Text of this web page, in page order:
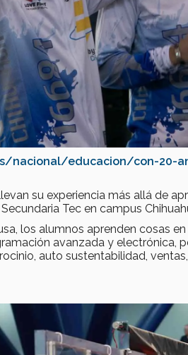
educacion/con-20-
su experiencia más allá de
Tec en campus
los alumnos aprenden cosas
avanzada y electrónica,
auto sustentabilidad,